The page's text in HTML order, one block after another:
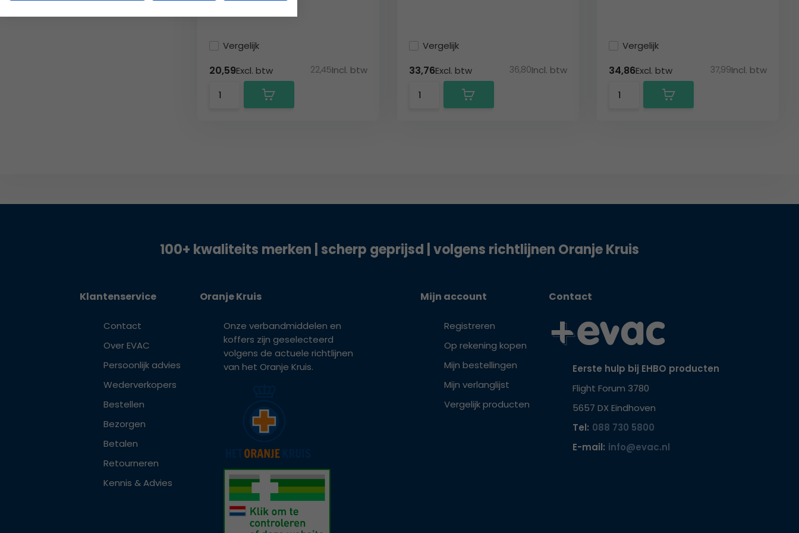
Vergelijk
20,59Excl. btw 22,45Incl. btw
Vergelijk
33,76Excl. btw 36,80Incl. btw
Vergelijk
34,86Excl. btw 37,99Incl. btw
100+ kwaliteits merken | scherp geprijsd | volgens richtlijnen Oranje Kruis
Klantenservice
Contact
Over EVAC
Persoonlijk advies
Wederverkopers
Bestellen
Bezorgen
Betalen
Retourneren
Kennis & Advies
Oranje Kruis
Onze verbandmiddelen en
koffers zijn geselecteerd
volgens de actuele richtlijnen
van het Oranje Kruis.
Mijn account
Registreren
Op rekening kopen
Mijn bestellingen
Mijn verlanglijst
Vergelijk producten
Contact
Eerste hulp bij EHBO producten
Flight Forum 3780
5657 DX Eindhoven
Tel: 088 730 5800
E-mail: info@evac.nl